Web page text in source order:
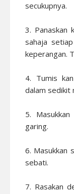
secukupnya.
3. Panaskan
sahaja
keperangan.
4. Tumis
dalam sedikit
5.
garing.
6. Masukkan
sebati.
7. Rasakan